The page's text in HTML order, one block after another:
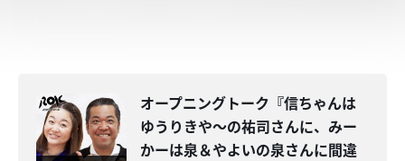
オープニングトーク『信ちゃんは
ゆうりきや～の祐司さんに、みー
かーは泉＆やよいの泉さんに間違